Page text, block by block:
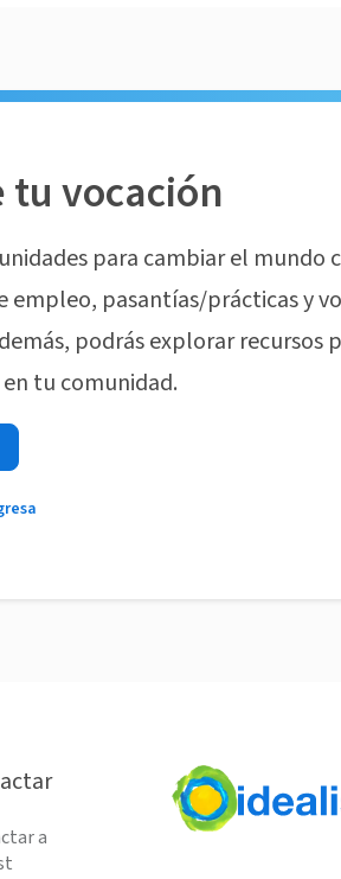
tu vocación
para cambiar el mundo
empleo, pasantías/prácticas y
podrás explorar recursos
tu comunidad.
a